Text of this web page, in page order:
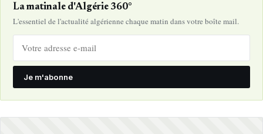
La matinale d'Algérie 360°
L'essentiel de l'actualité algérienne chaque matin dans votre boîte mail.
Je m'abonne